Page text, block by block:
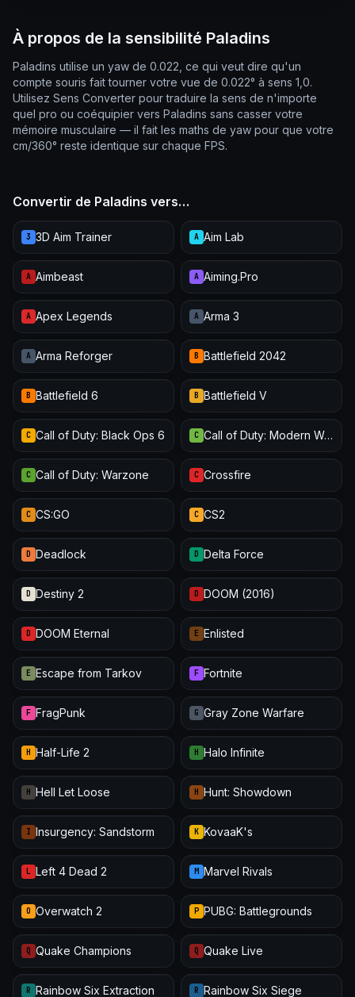
À propos de la sensibilité Paladins
Paladins utilise un yaw de 0.022, ce qui veut dire qu'un
compte souris fait tourner votre vue de 0.022° à sens 1,0.
Utilisez Sens Converter pour traduire la sens de n'importe
quel pro ou coéquipier vers Paladins sans casser votre
mémoire musculaire — il fait les maths de yaw pour que votre
cm/360° reste identique sur chaque FPS.
Convertir de Paladins vers…
3 3D Aim Trainer A Aim Lab
A Aimbeast A Aiming.Pro
A Apex Legends A Arma 3
A Arma Reforger B Battlefield 2042
B Battlefield 6 B Battlefield V
C Call of Duty: Black Ops 6 C Call of Duty: Modern Warfare III
C Call of Duty: Warzone C Crossfire
C CS:GO C CS2
D Deadlock D Delta Force
D Destiny 2 D DOOM (2016)
D DOOM Eternal E Enlisted
E Escape from Tarkov F Fortnite
F FragPunk G Gray Zone Warfare
H Half-Life 2 H Halo Infinite
H Hell Let Loose H Hunt: Showdown
I Insurgency: Sandstorm K KovaaK's
L Left 4 Dead 2 M Marvel Rivals
O Overwatch 2 P PUBG: Battlegrounds
Q Quake Champions Q Quake Live
R Rainbow Six Extraction R Rainbow Six Siege